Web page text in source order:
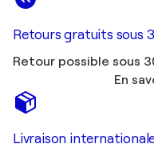
Retours gratuits sous
Retour possible sous
En
Livraison